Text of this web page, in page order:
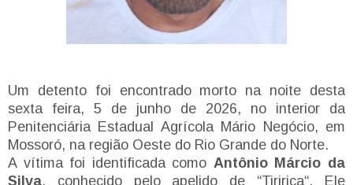
Um detento foi encontrado morto na noite desta
sexta feira, 5 de junho de 2026, no interior da
Penitenciária Estadual Agrícola Mário Negócio, em
Mossoró, na região Oeste do Rio Grande do Norte.
A vítima foi identificada como Antônio Márcio da
Silva, conhecido pelo apelido de “Tiririca“. Ele